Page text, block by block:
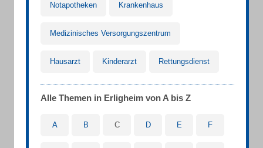
Notapotheken Krankenhaus
Medizinisches Versorgungszentrum
Hausarzt Kinderarzt Rettungsdienst
Alle Themen in Erligheim von A bis Z
A B C D E F